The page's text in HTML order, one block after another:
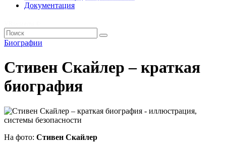
Документация
Биографии
Стивен Скайлер – краткая
биография
На фото: Стивен Скайлер